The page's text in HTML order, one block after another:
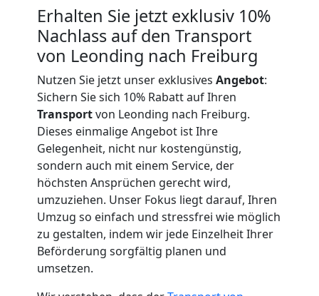
Erhalten Sie jetzt exklusiv 10%
Nachlass auf den Transport
von Leonding nach Freiburg
Nutzen Sie jetzt unser exklusives Angebot:
Sichern Sie sich 10% Rabatt auf Ihren
Transportvon Leonding nach Freiburg.
Dieses einmalige Angebot ist Ihre
Gelegenheit, nicht nur kostengünstig,
sondern auch mit einem Service, der
höchsten Ansprüchen gerecht wird,
umzuziehen. Unser Fokus liegt darauf, Ihren
Umzug so einfach und stressfrei wie möglich
zu gestalten, indem wir jede Einzelheit Ihrer
Beförderung sorgfältig planen und
umsetzen.
Leonding
Tragehilfe
Leonding
Kleiner
Umzug
Leonding
Küchenumzug